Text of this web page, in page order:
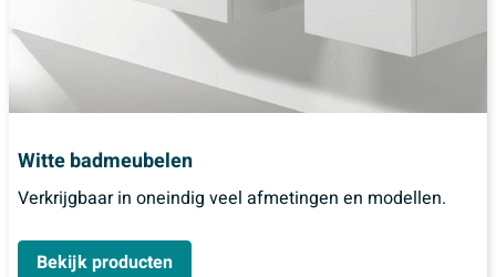
Witte badmeubelen
Verkrijgbaar in oneindig veel afmetingen en modellen.
Bekijk producten